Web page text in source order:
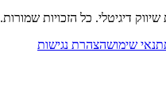
שיווק דיגיטלי. כל הזכויות שמורות.
תנאי שימושהצהרת נגישות